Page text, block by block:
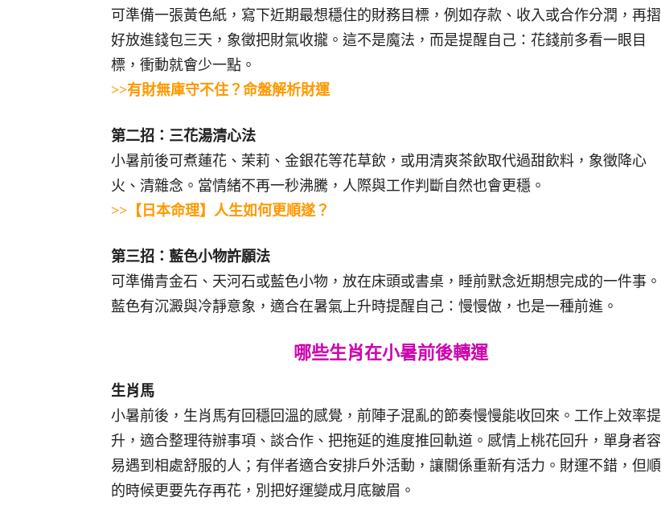
可準備一張黃色紙，寫下近期最想穩住的財務目標，例如存款、收入或合作分潤，再摺
好放進錢包三天，象徵把財氣收攏。這不是魔法，而是提醒自己：花錢前多看一眼目
標，衝動就會少一點。
>>有財無庫守不住？命盤解析財運
第二招：三花湯清心法
小暑前後可煮蓮花、茉莉、金銀花等花草飲，或用清爽茶飲取代過甜飲料，象徵降心
火、清雜念。當情緒不再一秒沸騰，人際與工作判斷自然也會更穩。
>>【日本命理】人生如何更順遂？
第三招：藍色小物許願法
可準備青金石、天河石或藍色小物，放在床頭或書桌，睡前默念近期想完成的一件事。
藍色有沉澱與冷靜意象，適合在暑氣上升時提醒自己：慢慢做，也是一種前進。
哪些生肖在小暑前後轉運
生肖馬
小暑前後，生肖馬有回穩回溫的感覺，前陣子混亂的節奏慢慢能收回來。工作上效率提
升，適合整理待辦事項、談合作、把拖延的進度推回軌道。感情上桃花回升，單身者容
易遇到相處舒服的人；有伴者適合安排戶外活動，讓關係重新有活力。財運不錯，但順
的時候更要先存再花，別把好運變成月底皺眉。